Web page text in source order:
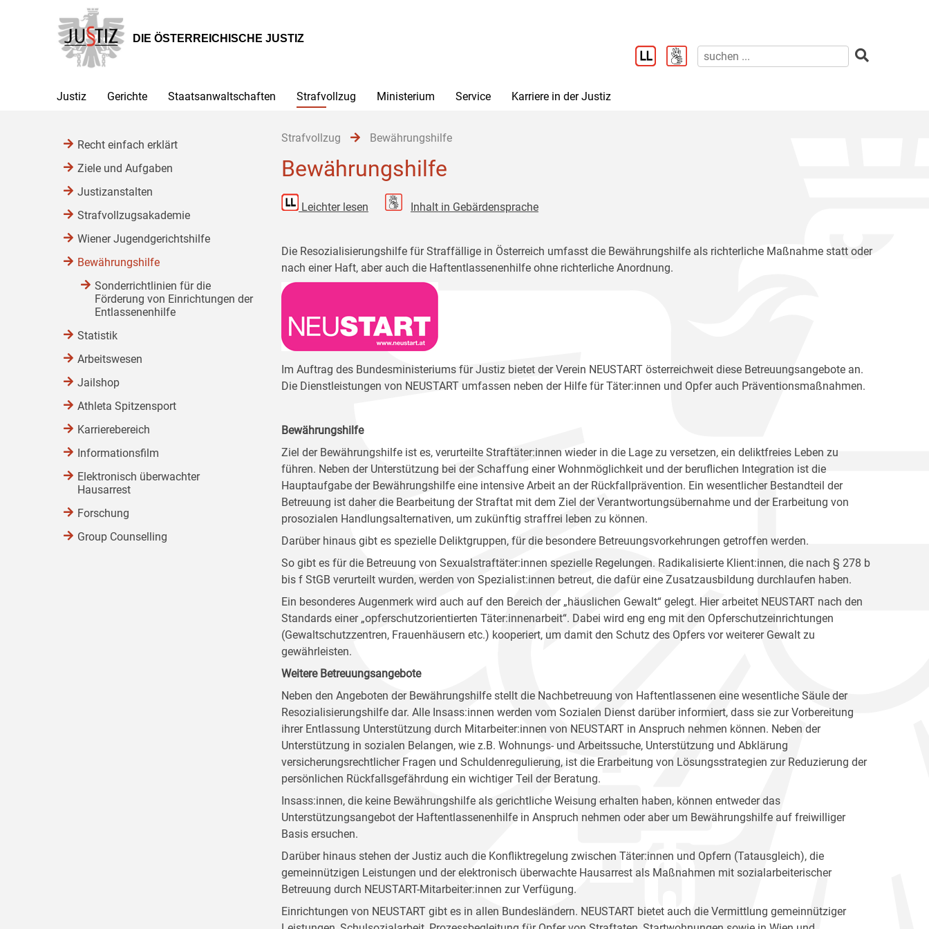
Hauptnavigation
[1]
Inhalt
[2]
Untermenü
[3]
DIE ÖSTERREICHISCHE JUSTIZ
Justiz Gerichte Staatsanwaltschaften Strafvollzug Ministerium Service Karriere in der Justiz
Strafvollzug Bewährungshilfe
Bewährungshilfe
Leichter lesen Inhalt in Gebärdensprache
Die Resozialisierungshilfe für Straffällige in Österreich umfasst die Bewährungshilfe als richterliche Maßnahme statt oder
nach einer Haft, aber auch die Haftentlassenenhilfe ohne richterliche Anordnung.
Im Auftrag des Bundesministeriums für Justiz bietet der Verein NEUSTART österreichweit diese Betreuungsangebote an.
Die Dienstleistungen von NEUSTART umfassen neben der Hilfe für Täter:innen und Opfer auch Präventionsmaßnahmen.
Bewährungshilfe
Ziel der Bewährungshilfe ist es, verurteilte Straftäter:innen wieder in die Lage zu versetzen, ein deliktfreies Leben zu
führen. Neben der Unterstützung bei der Schaffung einer Wohnmöglichkeit und der beruflichen Integration ist die
Hauptaufgabe der Bewährungshilfe eine intensive Arbeit an der Rückfallprävention. Ein wesentlicher Bestandteil der
Betreuung ist daher die Bearbeitung der Straftat mit dem Ziel der Verantwortungsübernahme und der Erarbeitung von
prosozialen Handlungsalternativen, um zukünftig straffrei leben zu können.
Darüber hinaus gibt es spezielle Deliktgruppen, für die besondere Betreuungsvorkehrungen getroffen werden.
So gibt es für die Betreuung von Sexualstraftäter:innen spezielle Regelungen. Radikalisierte Klient:innen, die nach § 278 b
bis f StGB verurteilt wurden, werden von Spezialist:innen betreut, die dafür eine Zusatzausbildung durchlaufen haben.
Ein besonderes Augenmerk wird auch auf den Bereich der „häuslichen Gewalt“ gelegt. Hier arbeitet NEUSTART nach den
Standards einer „opferschutzorientierten Täter:innenarbeit“. Dabei wird eng eng mit den Opferschutzeinrichtungen
(Gewaltschutzzentren, Frauenhäusern etc.) kooperiert, um damit den Schutz des Opfers vor weiterer Gewalt zu
gewährleisten.
Weitere Betreuungsangebote
Neben den Angeboten der Bewährungshilfe stellt die Nachbetreuung von Haftentlassenen eine wesentliche Säule der
Resozialisierungshilfe dar. Alle Insass:innen werden vom Sozialen Dienst darüber informiert, dass sie zur Vorbereitung
ihrer Entlassung Unterstützung durch Mitarbeiter:innen von NEUSTART in Anspruch nehmen können. Neben der
Unterstützung in sozialen Belangen, wie z.B. Wohnungs- und Arbeitssuche, Unterstützung und Abklärung
versicherungsrechtlicher Fragen und Schuldenregulierung, ist die Erarbeitung von Lösungsstrategien zur Reduzierung der
persönlichen Rückfallsgefährdung ein wichtiger Teil der Beratung.
Insass:innen, die keine Bewährungshilfe als gerichtliche Weisung erhalten haben, können entweder das
Unterstützungsangebot der Haftentlassenenhilfe in Anspruch nehmen oder aber um Bewährungshilfe auf freiwilliger
Basis ersuchen.
Darüber hinaus stehen der Justiz auch die Konfliktregelung zwischen Täter:innen und Opfern (Tatausgleich), die
gemeinnützigen Leistungen und der elektronisch überwachte Hausarrest als Maßnahmen mit sozialarbeiterischer
Betreuung durch NEUSTART-Mitarbeiter:innen zur Verfügung.
Einrichtungen von NEUSTART gibt es in allen Bundesländern. NEUSTART bietet auch die Vermittlung gemeinnütziger
Recht einfach erklärt
Ziele und Aufgaben
Justizanstalten
Strafvollzugsakademie
Wiener Jugendgerichtshilfe
Bewährungshilfe
Sonderrichtlinien für die
Förderung von Einrichtungen der
Entlassenenhilfe
Statistik
Arbeitswesen
Jailshop
Athleta Spitzensport
Karrierebereich
Informationsfilm
Elektronisch überwachter
Hausarrest
Forschung
Group Counselling